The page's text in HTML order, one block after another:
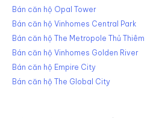
Bán căn hộ Opal Tower
Bán căn hộ Vinhomes Central Park
Bán căn hộ The Metropole Thủ Thiêm
Bán căn hộ Vinhomes Golden River
Bán căn hộ Empire City
Bán căn hộ The Global City